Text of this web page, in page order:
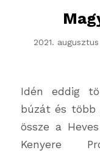
2021. augusztus
Idén eddig
búzát és
össze a
Kenyere